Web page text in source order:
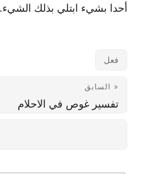
أحدا بشيء ابتلي بذلك الشيء.
فعل
« السابق
تفسير غوص في الاحلام